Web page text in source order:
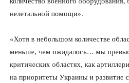
нелетальной помощи».
«Хотя в небольшом количестве
меньше, чем ожидалось… мы
критических областях, как
на приоритеты Украины и развитие